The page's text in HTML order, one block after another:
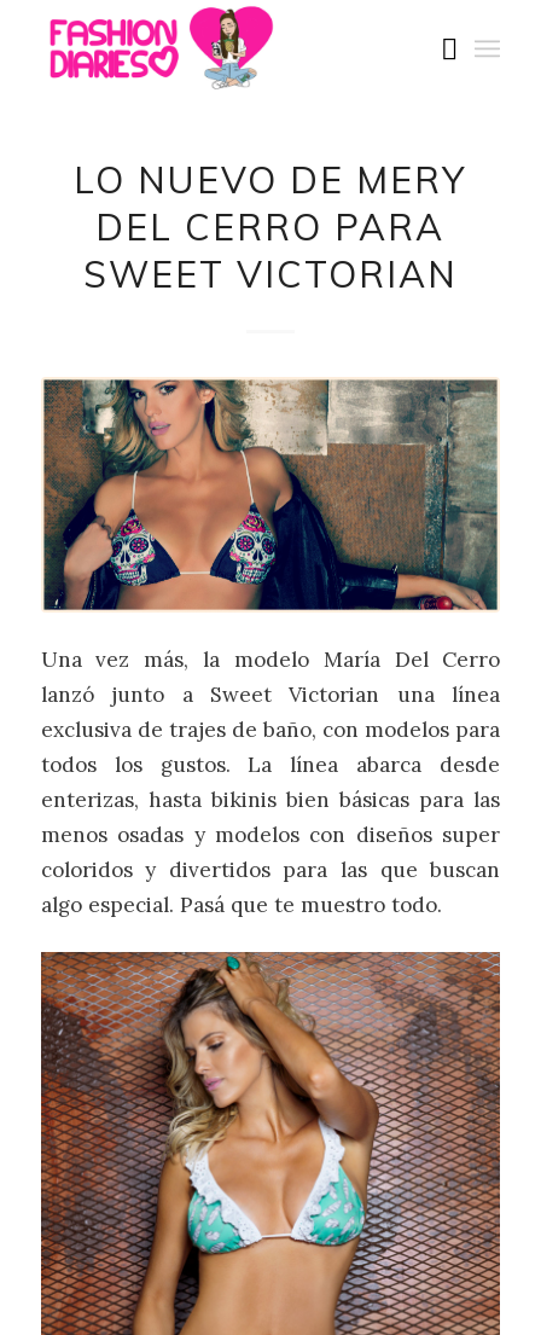
LO NUEVO DE MERY
DEL CERRO PARA
SWEET VICTORIAN
Una vez más, la modelo María Del Cerro
lanzó junto a Sweet Victorian una línea
exclusiva de trajes de baño, con modelos para
todos los gustos. La línea abarca desde
enterizas, hasta bikinis bien básicas para las
menos osadas y modelos con diseños super
coloridos y divertidos para las que buscan
algo especial. Pasá que te muestro todo.